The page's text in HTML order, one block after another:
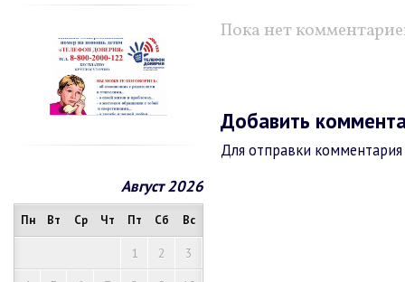
Пока нет
Добавить
Для отправки
Август 2026
Пн Вт Ср Чт Пт Сб Вс
1 2
3